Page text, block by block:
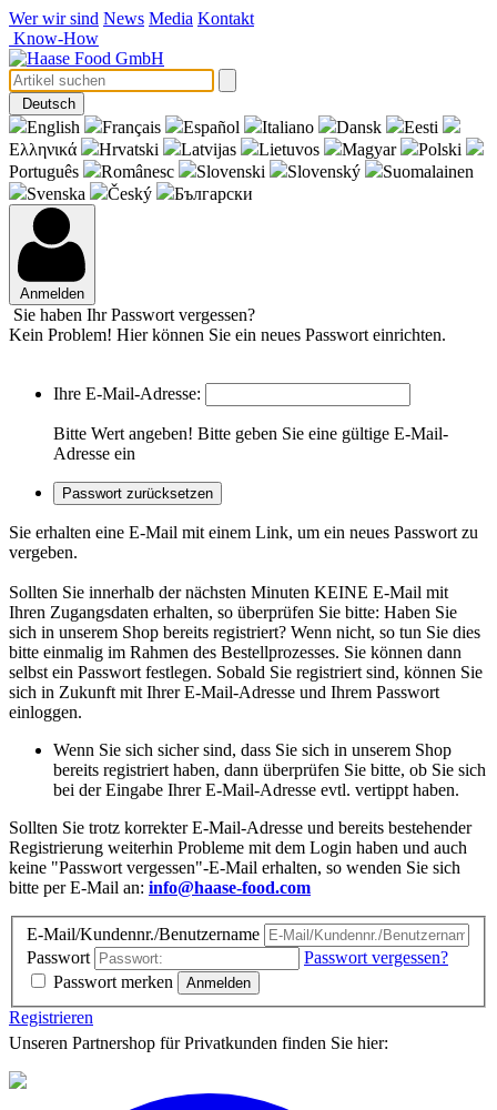
Wer wir sind News Media Kontakt
Know-How
Deutsch
English Français Español Italiano Dansk
Eesti
Eλληνικά
Hrvatski Latvijas Lietuvos Magyar
Polski
Português
Românesc Slovenski Slovenský
Suomalainen
Svenska
Český Български
Anmelden
Sie haben Ihr Passwort vergessen?
Kein Problem! Hier können Sie ein neues Passwort einrichten.
Ihre E-Mail-Adresse:
Bitte Wert angeben! Bitte geben Sie eine gültige E-Mail-
Adresse ein
Passwort zurücksetzen
Sie erhalten eine E-Mail mit einem Link, um ein neues Passwort zu
vergeben.
Sollten Sie innerhalb der nächsten Minuten KEINE E-Mail mit
Ihren Zugangsdaten erhalten, so überprüfen Sie bitte: Haben Sie
sich in unserem Shop bereits registriert? Wenn nicht, so tun Sie dies
bitte einmalig im Rahmen des Bestellprozesses. Sie können dann
selbst ein Passwort festlegen. Sobald Sie registriert sind, können Sie
sich in Zukunft mit Ihrer E-Mail-Adresse und Ihrem Passwort
einloggen.
Wenn Sie sich sicher sind, dass Sie sich in unserem Shop
bereits registriert haben, dann überprüfen Sie bitte, ob Sie sich
bei der Eingabe Ihrer E-Mail-Adresse evtl. vertippt haben.
Sollten Sie trotz korrekter E-Mail-Adresse und bereits bestehender
Registrierung weiterhin Probleme mit dem Login haben und auch
keine "Passwort vergessen"-E-Mail erhalten, so wenden Sie sich
bitte per E-Mail an: info@haase-food.com
E-Mail/Kundennr./Benutzername
Passwort
Passwort vergessen?
Passwort merken
Anmelden
Registrieren
Unseren Partnershop für Privatkunden finden Sie hier: